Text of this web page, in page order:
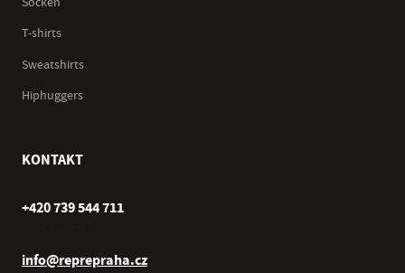
T-shirts
Sweatshirts
Hiphuggers
KONTAKT
+420 739 544 711
info@reprepraha.cz